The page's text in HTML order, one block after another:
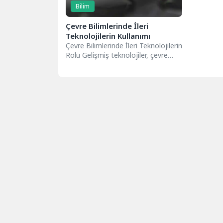
Bilim
Çevre Bilimlerinde İleri
Teknolojilerin Kullanımı
Çevre Bilimlerinde İleri Teknolojilerin
Rolü Gelişmiş teknolojiler, çevre